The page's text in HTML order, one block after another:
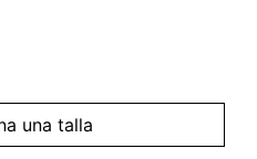
una talla